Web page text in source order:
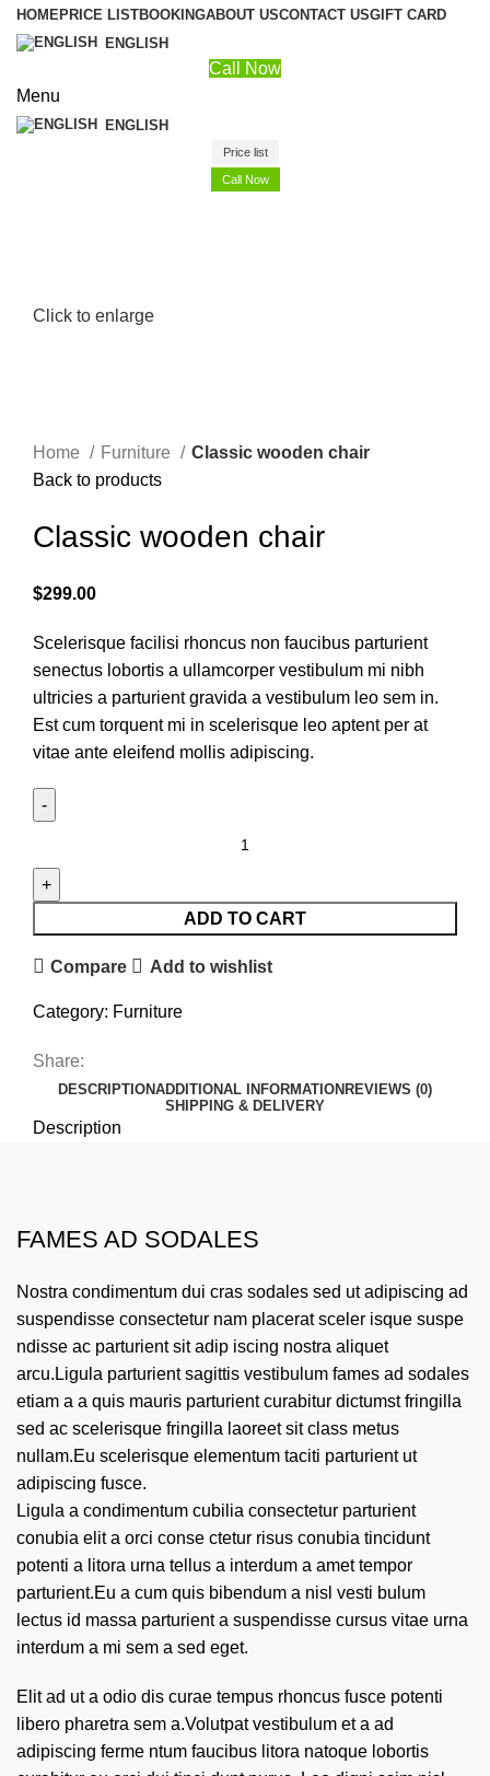
HOMEPRICE LISTBOOKINGABOUT USCONTACT USGIFT CARD
ENGLISH
Call Now
Menu
ENGLISH
Price list
Call Now
Click to enlarge
Home Furniture
Classic wooden chair
Back to products
Classic wooden chair
$299.00
Scelerisque facilisi rhoncus non faucibus parturient
senectus lobortis a ullamcorper vestibulum mi nibh
ultricies a parturient gravida a vestibulum leo sem in.
Est cum torquent mi in scelerisque leo aptent per at
vitae ante eleifend mollis adipiscing.
ADD TO CART
Compare Add to wishlist
Category: Furniture
Share:
DESCRIPTIONADDITIONAL INFORMATION REVIEWS (0)
SHIPPING & DELIVERY
Description
FAMES AD SODALES
Nostra condimentum dui cras sodales sed ut adipiscing ad
suspendisse consectetur nam placerat sceler isque suspe
ndisse ac parturient sit adip iscing nostra aliquet
arcu.Ligula parturient sagittis vestibulum fames ad sodales
etiam a a quis mauris parturient curabitur dictumst fringilla
sed ac scelerisque fringilla laoreet sit class metus
nullam.Eu scelerisque elementum taciti parturient ut
adipiscing fusce.
Ligula a condimentum cubilia consectetur parturient
conubia elit a orci conse ctetur risus conubia tincidunt
potenti a litora urna tellus a interdum a amet tempor
parturient.Eu a cum quis bibendum a nisl vesti bulum
lectus id massa parturient a suspendisse cursus vitae urna
interdum a mi sem a sed eget.
Elit ad ut a odio dis curae tempus rhoncus fusce potenti
libero pharetra sem a.Volutpat vestibulum et a ad
adipiscing ferme ntum faucibus litora natoque lobortis